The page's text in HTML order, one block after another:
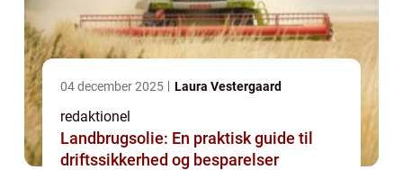
04 december 2025 Laura Vestergaard
redaktionel
Landbrugsolie: En praktisk guide til
driftssikkerhed og besparelser